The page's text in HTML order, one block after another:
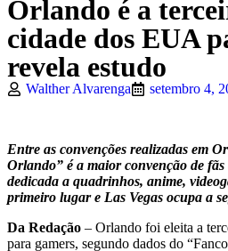
Orlando é a
cidade dos EUA
revela estudo
Walther Alvarenga setembro 4,
Entre as convenções realizadas em
Orlando” é a maior convenção de
dedicada a quadrinhos, anime,
primeiro lugar e Las Vegas ocupa a
Da Redação – Orlando foi eleita a
para gamers, segundo dados do